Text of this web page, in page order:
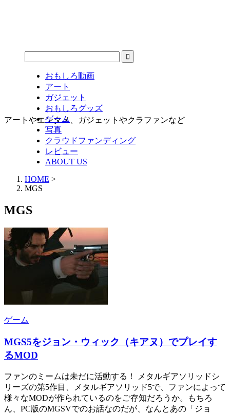
アートやエンタメ、ガジェットやクラファンなど
おもしろ動画
アート
ガジェット
おもしろグッズ
ゲーム
写真
クラウドファンディング
レビュー
ABOUT US
HOME >
MGS
MGS
ゲーム
MGS5をジョン・ウィック（キアヌ）でプレイす
るMOD
ファンのミームは未だに活動する！ メタルギアソリッドシ
リーズの第5作目、メタルギアソリッド5で、ファンによって
様々なMODが作られているのをご存知だろうか。もちろ
ん、PC版のMGSVでのお話なのだが、なんとあの「ジョ